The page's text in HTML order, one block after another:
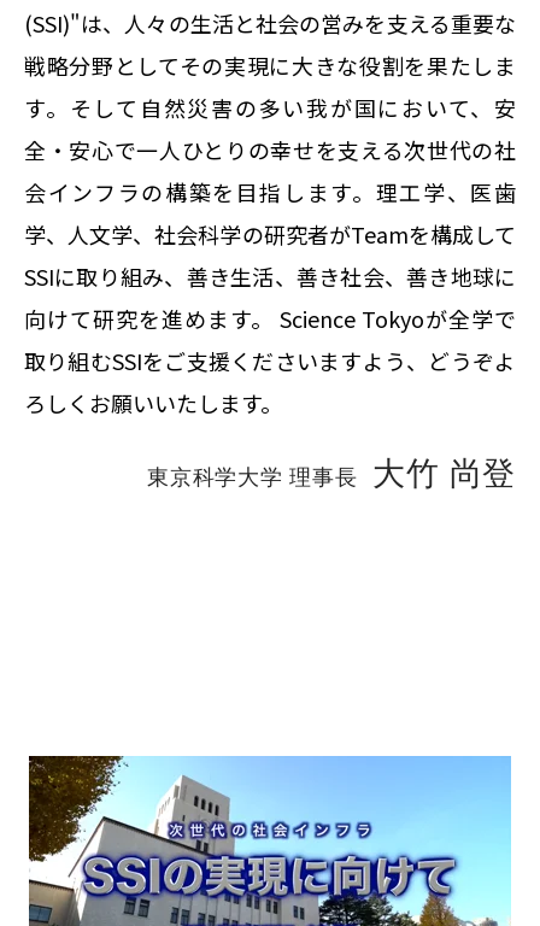
(SSI)"は、人々の生活と社会の営みを支える重要な
戦略分野としてその実現に大きな役割を果たしま
す。そして自然災害の多い我が国において、安
全・安心で一人ひとりの幸せを支える次世代の社
会インフラの構築を目指します。理工学、医歯
学、人文学、社会科学の研究者がTeamを構成して
SSIに取り組み、善き生活、善き社会、善き地球に
向けて研究を進めます。 Science Tokyoが全学で
取り組むSSIをご支援くださいますよう、どうぞよ
ろしくお願いいたします。
東京科学大学 理事長 大竹 尚登